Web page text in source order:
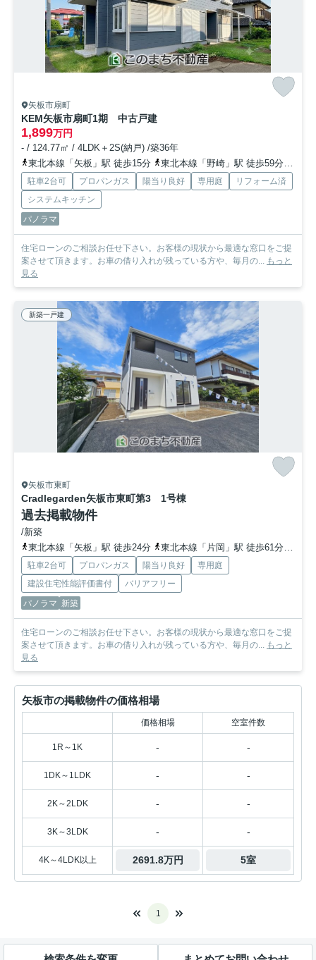
矢板市扇町
KEM矢板市扇町1期 中古戸建
1,899万円
- / 124.77㎡ / 4LDK＋2S(納戸) /築36年
東北本線「矢板」駅 徒歩15分
東北本線「野崎」駅 徒歩59分
駐車2台可 プロパンガス 陽当り良好 専用庭
リフォーム済
システムキッチン
パノラマ
住宅ローンのご相談お任せ下さい。お客様の現状から最適な窓口をご提
案させて頂きます。お車の借り入れが残っている方や、毎月の... もっと
見る
新築一戸建
矢板市東町
Cradlegarden矢板市東町第3 1号棟
過去掲載物件
/新築
東北本線「矢板」駅 徒歩24分
東北本線「片岡」駅 徒歩61分
駐車2台可 プロパンガス 陽当り良好
専用庭
建設住宅性能評価書付
バリアフリー
パノラマ 新築
住宅ローンのご相談お任せ下さい。お客様の現状から最適な窓口をご提
案させて頂きます。お車の借り入れが残っている方や、毎月の... もっと
見る
矢板市の掲載物件の価格相場
価格相場 空室件数
1R～1K - -
1DK～1LDK - -
2K～2LDK - -
3K～3LDK - -
4K～4LDK以上 2691.8万円 5室
1